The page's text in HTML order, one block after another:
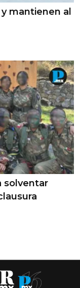
mantienen al
solventar